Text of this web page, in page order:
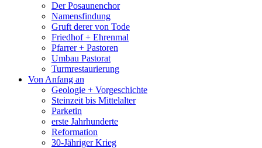
Der Posaunenchor
Namensfindung
Gruft derer von Tode
Friedhof + Ehrenmal
Pfarrer + Pastoren
Umbau Pastorat
Turmrestaurierung
Von Anfang an
Geologie + Vorgeschichte
Steinzeit bis Mittelalter
Parketin
erste Jahrhunderte
Reformation
30-Jähriger Krieg